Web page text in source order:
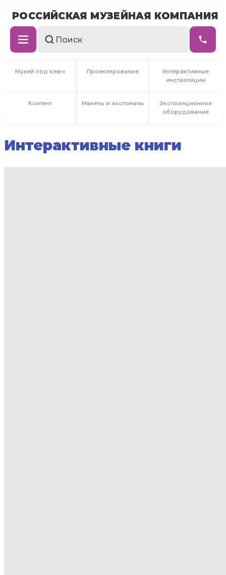
РОССИЙСКАЯ МУЗЕЙНАЯ КОМПАНИЯ
Музей под ключ Проектирование
Интерактивные
инсталляции
Контент Макеты и экспонаты
Экспозиционное
оборудование
Интерактивные книги